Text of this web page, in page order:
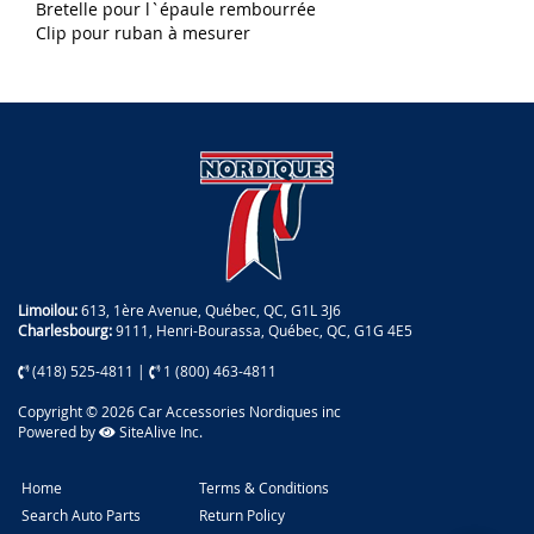
Bretelle pour l`épaule rembourrée
Clip pour ruban à mesurer
Limoilou:613, 1ère Avenue, Québec, QC, G1L 3J6
Charlesbourg:9111, Henri-Bourassa, Québec, QC, G1G 4E5
(418) 525-4811 | 1 (800) 463-4811
Copyright © 2026 Car Accessories Nordiques inc
Powered by
SiteAlive Inc.
Home
Search Auto Parts
Terms & Conditions
Return Policy